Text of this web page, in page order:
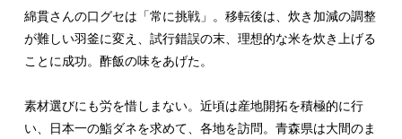
綿貫さんの口グセは「常に挑戦」。移転後は、炊き加減の調整
が難しい羽釜に変え、試行錯誤の末、理想的な米を炊き上げる
ことに成功。酢飯の味をあげた。
素材選びにも労を惜しまない。近頃は産地開拓を積極的に行
い、日本一の鮨ダネを求めて、各地を訪問。青森県は大間のま